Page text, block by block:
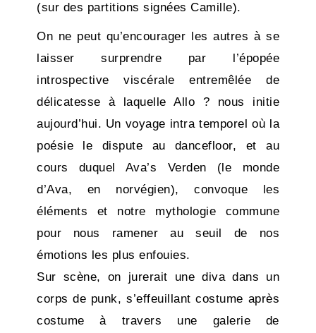
(sur des partitions signées Camille).
On ne peut qu’encourager les autres à se
laisser surprendre par l’épopée
introspective viscérale entremêlée de
délicatesse à laquelle Allo ? nous initie
aujourd’hui. Un voyage intra temporel où la
poésie le dispute au dancefloor, et au
cours duquel Ava’s Verden (le monde
d’Ava, en norvégien), convoque les
éléments et notre mythologie commune
pour nous ramener au seuil de nos
émotions les plus enfouies.
Sur scène, on jurerait une diva dans un
corps de punk, s’effeuillant costume après
costume à travers une galerie de